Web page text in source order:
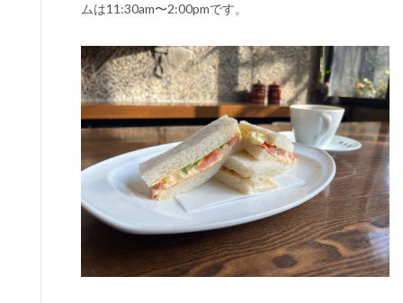
ムは11:30am〜2:00pmです。